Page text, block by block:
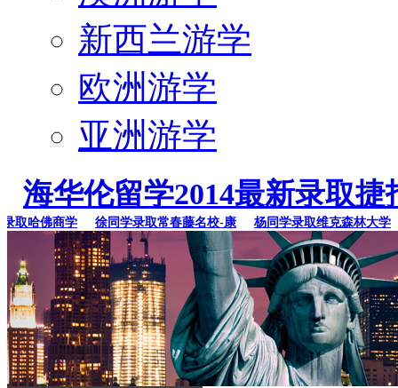
新西兰游学
欧洲游学
亚洲游学
海华伦留学2014最新录取捷
哈佛商学 徐同学录取常春藤名校-康 杨同学录取维克森林大学